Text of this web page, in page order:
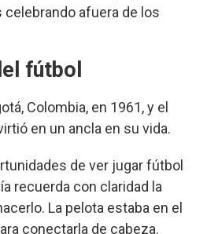
afuera de los
fútbol
Colombia, en 1961, y el
en un ancla en su vida.
de ver jugar fútbol
recuerda con claridad la
La pelota estaba en el
conectarla de cabeza.